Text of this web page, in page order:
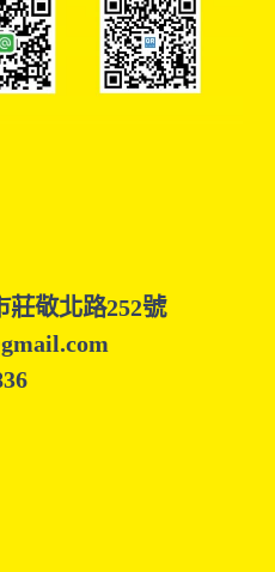
莊敬北路252號